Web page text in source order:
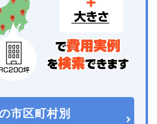
市区町村別